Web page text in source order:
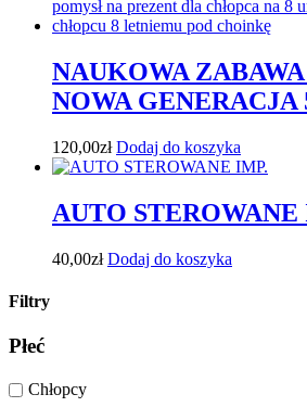
NAUKOWA
NOWA GENERACJA
120,00zł Dodaj do koszyka
AUTO STEROWANE
40,00zł Dodaj do koszyka
Filtry
Płeć
Chłopcy